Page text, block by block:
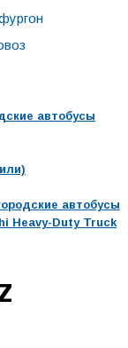
автобусы
автобусы
Heavy-Duty Truck